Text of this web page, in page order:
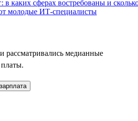
рассматривались медианные
платы.